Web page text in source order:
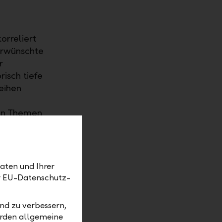
tiefe
Themen
und
für
Global"
und Ihrer
EU-Datenschutz-
zu verbessern,
allgemeine